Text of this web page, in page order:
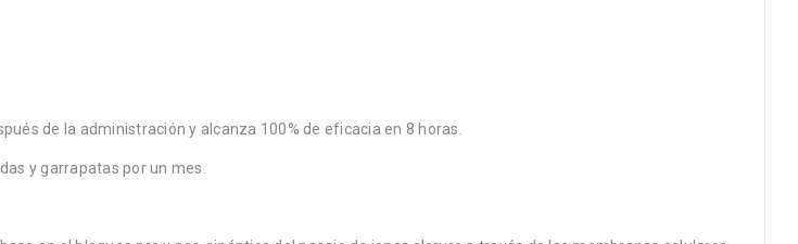
de la administración y alcanza 100% de eficacia en 8 horas.
y garrapatas por un mes.